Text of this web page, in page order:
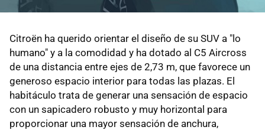
Citroën ha querido orientar el diseño de su SUV a "lo
humano" y a la comodidad y ha dotado al C5 Aircross
de una distancia entre ejes de 2,73 m, que favorece un
generoso espacio interior para todas las plazas. El
habitáculo trata de generar una sensación de espacio
con un sapicadero robusto y muy horizontal para
proporcionar una mayor sensación de anchura,